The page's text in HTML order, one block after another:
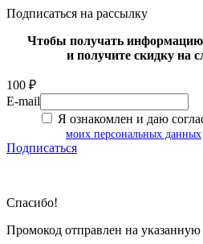
Подписаться на рассылку
Чтобы получать информацию
и получите скидку на
100 ₽
E-mail
Я ознакомлен и даю
моих персональных данных
Подписаться
Спасибо!
Промокод отправлен на указанную